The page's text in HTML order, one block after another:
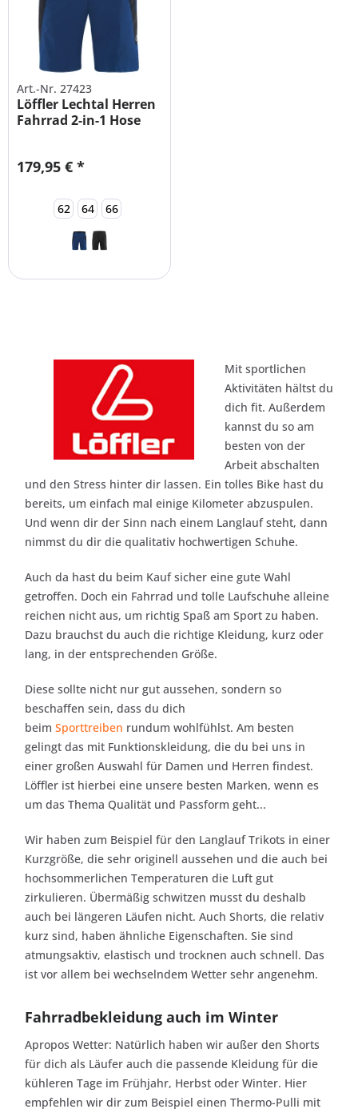
Art.-Nr. 27423
Löffler Lechtal Herren
Fahrrad 2-in-1 Hose
179,95 € *
62 64 66
Mit sportlichen
Aktivitäten hältst du
dich fit. Außerdem
kannst du so am
besten von der
Arbeit abschalten
und den Stress hinter dir lassen. Ein tolles Bike hast du
bereits, um einfach mal einige Kilometer abzuspulen.
Und wenn dir der Sinn nach einem Langlauf steht, dann
nimmst du dir die qualitativ hochwertigen Schuhe.
Auch da hast du beim Kauf sicher eine gute Wahl
getroffen. Doch ein Fahrrad und tolle Laufschuhe alleine
reichen nicht aus, um richtig Spaß am Sport zu haben.
Dazu brauchst du auch die richtige Kleidung, kurz oder
lang, in der entsprechenden Größe.
Diese sollte nicht nur gut aussehen, sondern so
beschaffen sein, dass du dich
beim Sporttreiben rundum wohlfühlst. Am besten
gelingt das mit Funktionskleidung, die du bei uns in
einer großen Auswahl für Damen und Herren findest.
Löffler ist hierbei eine unsere besten Marken, wenn es
um das Thema Qualität und Passform geht...
Wir haben zum Beispiel für den Langlauf Trikots in einer
Kurzgröße, die sehr originell aussehen und die auch bei
hochsommerlichen Temperaturen die Luft gut
zirkulieren. Übermäßig schwitzen musst du deshalb
auch bei längeren Läufen nicht. Auch Shorts, die relativ
kurz sind, haben ähnliche Eigenschaften. Sie sind
atmungsaktiv, elastisch und trocknen auch schnell. Das
ist vor allem bei wechselndem Wetter sehr angenehm.
Fahrradbekleidung auch im Winter
Apropos Wetter: Natürlich haben wir außer den Shorts
für dich als Läufer auch die passende Kleidung für die
kühleren Tage im Frühjahr, Herbst oder Winter. Hier
empfehlen wir dir zum Beispiel einen Thermo-Pulli mit